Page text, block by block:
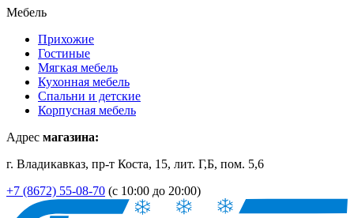
Мебель
Прихожие
Гостиные
Мягкая мебель
Кухонная мебель
Спальни и детские
Корпусная мебель
Адрес магазина:
г. Владикавказ, пр-т Коста, 15, лит. Г,Б, пом. 5,6
+7 (8672) 55-08-70 (с 10:00 до 20:00)